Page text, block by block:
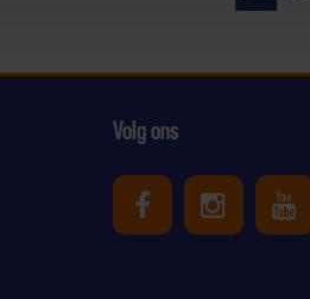
Volg ons
UniekUniek